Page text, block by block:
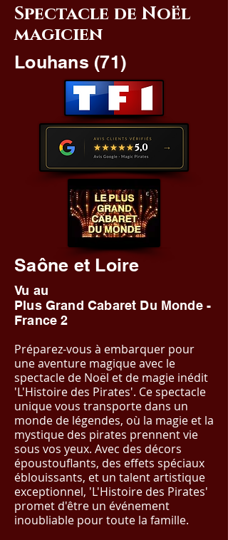
Spectacle de Noël
magicien
Louhans (71)
Saône et Loire
Vu au
Plus Grand Cabaret Du Monde -
France 2
Préparez-vous à embarquer pour
une aventure magique avec le
spectacle de Noël et de magie inédit
'L'Histoire des Pirates'. Ce spectacle
unique vous transporte dans un
monde de légendes, où la magie et la
mystique des pirates prennent vie
sous vos yeux. Avec des décors
époustouflants, des effets spéciaux
éblouissants, et un talent artistique
exceptionnel, 'L'Histoire des Pirates'
promet d'être un événement
inoubliable pour toute la famille.